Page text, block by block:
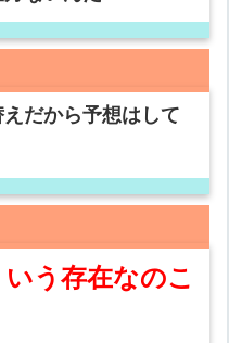
だから予想はして
う存在なのこ